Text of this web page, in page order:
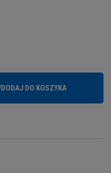
DODAJ DO KOSZYKA